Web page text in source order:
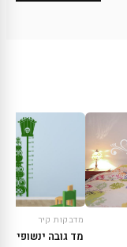
מדבקות קיר
מד גובה ינשופים